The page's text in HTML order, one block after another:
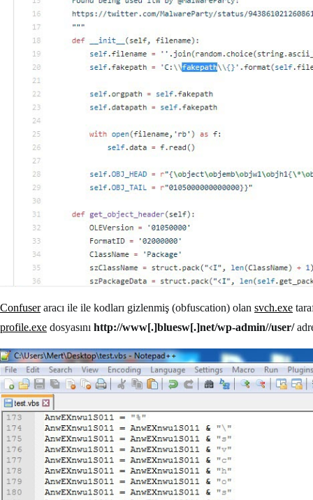
Confuseraracı ile ile kodları gizlenmiş (obfuscation) olan svch.exe
profile.exe dosyasını http://www[.]bluesw[.]net/wp-admin//user/